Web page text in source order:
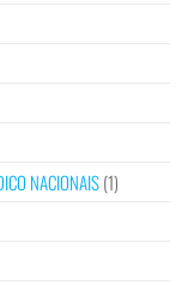
NACIONAIS(1)